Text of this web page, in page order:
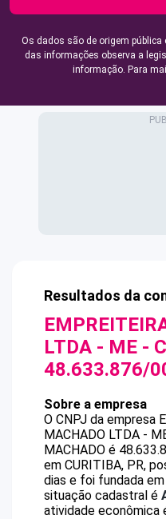
Os dados são de origem
das informações observa a
informação. Para
Resultados da
LTDA - ME -
48.633.876/
Sobre a empresa
O CNPJ da empresa
MACHADO LTDA -
MACHADO é
em CURITIBA, PR,
dias e foi fundada
situação cadastral é
atividade econômica